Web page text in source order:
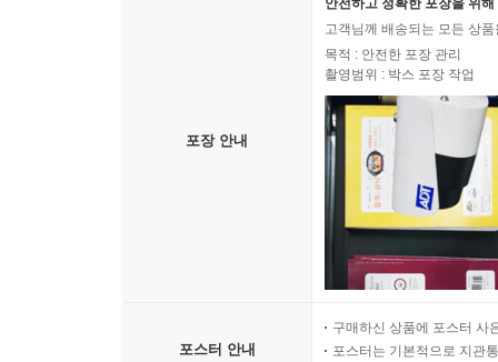
포장 안내
안전하고 정확한 포장을 위
고객님께 배송되는 모든 상
목적 : 안전한 포장 관리
촬영범위 : 박스 포장 작업
포스터 안내
구매하신 상품에 포스터 사
포스터는 기본적으로 지관